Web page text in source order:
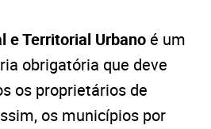
e Territorial Urbano é um
obrigatória que deve
os proprietários de
os municípios por